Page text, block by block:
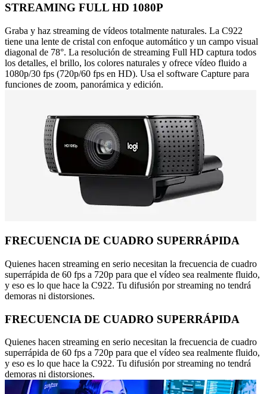
STREAMING FULL HD 1080P
Graba y haz streaming de vídeos totalmente naturales. La C922
tiene una lente de cristal con enfoque automático y un campo visual
diagonal de 78°. La resolución de streaming Full HD captura todos
los detalles, el brillo, los colores naturales y ofrece vídeo fluido a
1080p/30 fps (720p/60 fps en HD). Usa el software Capture para
funciones de zoom, panorámica y edición.
FRECUENCIA DE CUADRO SUPERRÁPIDA
Quienes hacen streaming en serio necesitan la frecuencia de cuadro
superrápida de 60 fps a 720p para que el vídeo sea realmente fluido,
y eso es lo que hace la C922. Tu difusión por streaming no tendrá
demoras ni distorsiones.
FRECUENCIA DE CUADRO SUPERRÁPIDA
Quienes hacen streaming en serio necesitan la frecuencia de cuadro
superrápida de 60 fps a 720p para que el vídeo sea realmente fluido,
y eso es lo que hace la C922. Tu difusión por streaming no tendrá
demoras ni distorsiones.